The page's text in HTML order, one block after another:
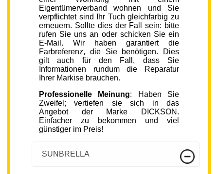
Eigentümerverband wohnen und Sie
verpflichtet sind Ihr Tuch gleichfarbig zu
erneuern. Sollte dies der Fall sein: bitte
rufen Sie uns an oder schicken Sie ein
E-Mail. Wir haben garantiert die
Farbreferenz, die Sie benötigen. Dies
gilt auch für den Fall, dass Sie
Informationen rundum die Reparatur
Ihrer Markise brauchen.
Professionelle Meinung: Haben Sie
Zweifel; vertiefen sie sich in das
Angebot der Marke DICKSON.
Einfacher zu bekommen und viel
günstiger im Preis!
SUNBRELLA